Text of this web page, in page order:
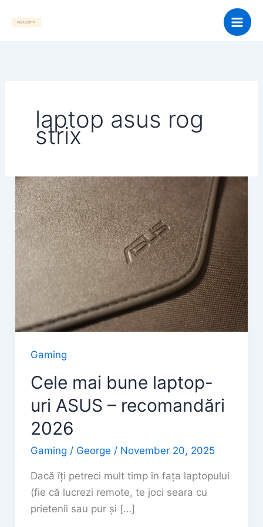
laptop asus rog
strix
Gaming
Cele mai bune laptop-
uri ASUS – recomandări
2026
Gaming / George / November 20, 2025
Dacă îți petreci mult timp în fața laptopului
(fie că lucrezi remote, te joci seara cu
prietenii sau pur și […]